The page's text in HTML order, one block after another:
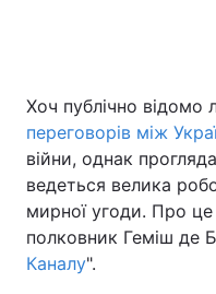
Хоч публічно
переговорів між
війни, однак
ведеться велика
мирної угоди. Про
полковник Геміш де
Каналу".